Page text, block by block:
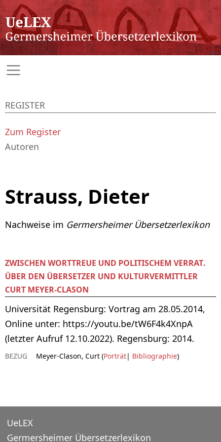
Strauss, Dieter
Nachweise im Germersheimer Übersetzerlexikon
ZWISCHEN WORTTREUE UND POLITISCHEM VERRAT.
ÜBER DEN ÜBERSETZER UND KULTURVERMITTLER
CURT MEYER-CLASON
Universität Regensburg: Vortrag am 28.05.2014,
Online unter: https://youtu.be/tW6F4k4XnpA
(letzter Aufruf 12.10.2022). Regensburg: 2014.
BEZUG Meyer-Clason, Curt (Porträt| Bibliographie)
REGISTER
Zum Register
Autoren
UeLEX
Germersheimer Übersetzerlexikon